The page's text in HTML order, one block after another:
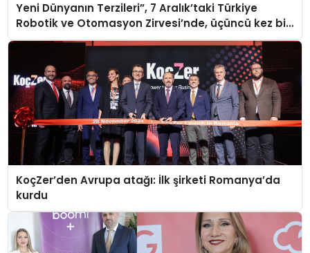
Yeni Dünyanın Terzileri”, 7 Aralık’taki Türkiye
Robotik ve Otomasyon Zirvesi’nde, üçüncü kez bir
araya geliyor
KoçZer’den Avrupa atağı: İlk şirketi Romanya’da
kurdu